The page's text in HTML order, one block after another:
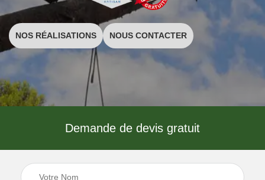
NOS RÉALISATIONS NOUS CONTACTER
Demande de devis gratuit